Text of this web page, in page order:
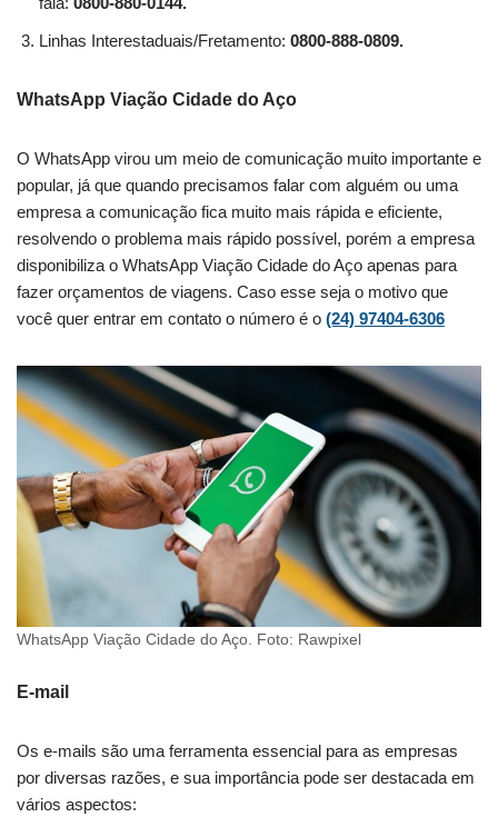
Linhas Interestaduais/Fretamento: 0800-888-0809.
WhatsApp Viação Cidade do Aço
O WhatsApp virou um meio de comunicação muito importante e
popular, já que quando precisamos falar com alguém ou uma
empresa a comunicação fica muito mais rápida e eficiente,
resolvendo o problema mais rápido possível, porém a empresa
disponibiliza o WhatsApp Viação Cidade do Aço apenas para
fazer orçamentos de viagens. Caso esse seja o motivo que
você quer entrar em contato o número é o (24) 97404-6306
WhatsApp Viação Cidade do Aço. Foto: Rawpixel
E-mail
Os e-mails são uma ferramenta essencial para as empresas
por diversas razões, e sua importância pode ser destacada em
vários aspectos: